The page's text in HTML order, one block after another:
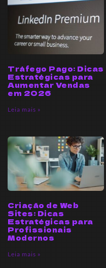
Tráfego Pago: Dicas
Estratégicas para
Aumentar Vendas
em 2026
Leia mais »
Criação de Web
Sites: Dicas
Estratégicas para
Profissionais
Modernos
Leia mais »